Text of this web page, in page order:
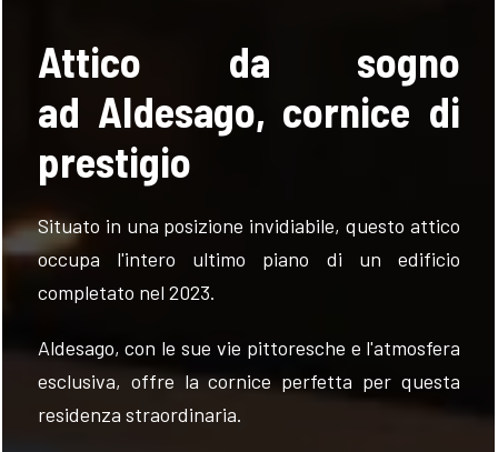
Attico da sogno
ad Aldesago, cornice di
prestigio
Situato in una posizione invidiabile, questo attico
occupa l'intero ultimo piano di un edificio
completato nel 2023.
Aldesago, con le sue vie pittoresche e l'atmosfera
esclusiva, offre la cornice perfetta per questa
residenza straordinaria.